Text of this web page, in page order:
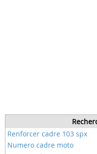
Renforcer cadre 103 spx
Numero cadre moto